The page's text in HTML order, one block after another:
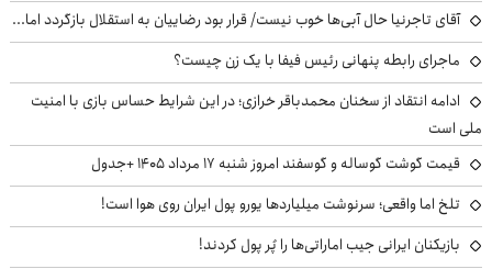
آقای تاجرنیا حال آبی‌ها خوب نیست/ قرار بود رضاییان به استقلال بازگردد اما...
ماجرای رابطه پنهانی رئیس فیفا با یک زن چیست؟
ادامه انتقاد از سخنان محمدباقر خرازی؛ در این شرایط حساس بازی با امنیت
ملی است
قیمت گوشت گوساله و گوسفند امروز شنبه ۱۷ مرداد ۱۴۰۵ +جدول
تلخ اما واقعی؛ سرنوشت میلیاردها یورو پول ایران روی هوا است!
بازیکنان ایرانی جیب اماراتی‌ها را پُر پول کردند!